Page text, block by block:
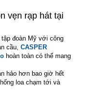
vẹn rạp hát tại
tập đoàn Mỹ với công
cầu, CASPER
hoàn toàn có thể mang
hảo hơn bao giờ hết
loa chạm tới và